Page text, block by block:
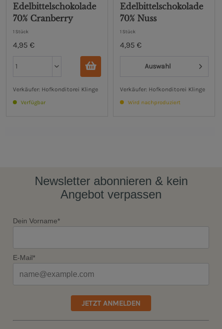
Edelbittelschokolade
70% Cranberry
1 Stück
4,95 €
Verkäufer: Hofkonditorei Klinge
Verfügbar
Edelbittelschokolade
70% Nuss
1 Stück
4,95 €
Auswahl
Verkäufer: Hofkonditorei Klinge
Wird nachproduziert
Newsletter abonnieren & kein
Angebot verpassen
Dein Vorname*
E-Mail*
JETZT ANMELDEN